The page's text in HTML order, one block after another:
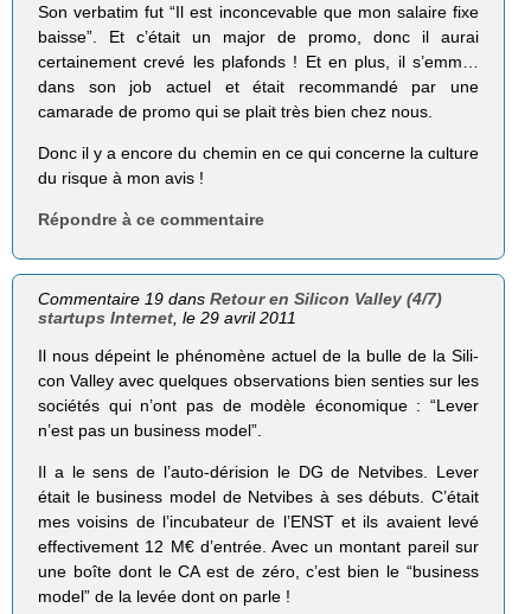
Son verbatim fut “Il est inconcevable que mon salaire fixe
baisse”. Et c’était un major de promo, donc il aurai
certainement crevé les plafonds ! Et en plus, il s’emm…
dans son job actuel et était recommandé par une
camarade de promo qui se plait très bien chez nous.
Donc il y a encore du chemin en ce qui concerne la culture
du risque à mon avis !
Répondre à ce commentaire
Commentaire 19 dansRetour en Silicon Valley (4/7)
startups Internet , le 29 avril 2011
Il nous dépeint le phé­no­mène actuel de la bulle de la Sili­
con Val­ley avec quelques obser­va­tions bien sen­ties sur les
socié­tés qui n’ont pas de modèle écono­mique : “Lever
n’est pas un busi­ness model”.
Il a le sens de l’auto-dérision le DG de Netvibes. Lever
était le business model de Netvibes à ses débuts. C’était
mes voisins de l’incubateur de l’ENST et ils avaient levé
effectivement 12 M€ d’entrée. Avec un montant pareil sur
une boîte dont le CA est de zéro, c’est bien le “business
model” de la levée dont on parle !